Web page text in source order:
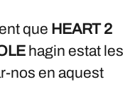
que HEART 2
hagin estat les
nos en aquest